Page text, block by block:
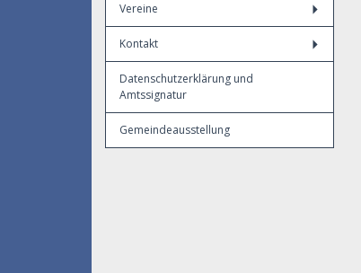
Vereine
Kontakt
Datenschutzerklärung und
Amtssignatur
Gemeindeausstellung